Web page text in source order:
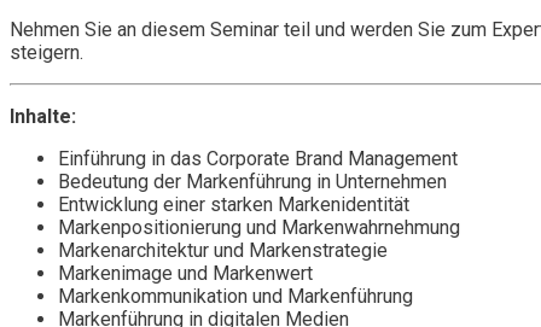
Nehmen Sie an diesem Seminar teil und werden Sie zum
steigern.
Inhalte:
Einführung in das Corporate Brand Management
Bedeutung der Markenführung in Unternehmen
Entwicklung einer starken Markenidentität
Markenpositionierung und Markenwahrnehmung
Markenarchitektur und Markenstrategie
Markenimage und Markenwert
Markenkommunikation und Markenführung
Markenführung in digitalen Medien